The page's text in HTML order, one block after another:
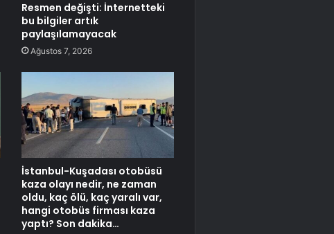
Resmen değişti: İnternetteki
bu bilgiler artık
paylaşılamayacak
Ağustos 7, 2026
İstanbul-Kuşadası otobüsü
kaza olayı nedir, ne zaman
oldu, kaç ölü, kaç yaralı var,
hangi otobüs firması kaza
yaptı? Son dakika…